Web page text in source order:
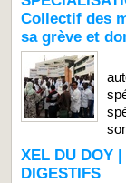
Collectif des
sa grève et
XEL DU DOY
DIGESTIFS